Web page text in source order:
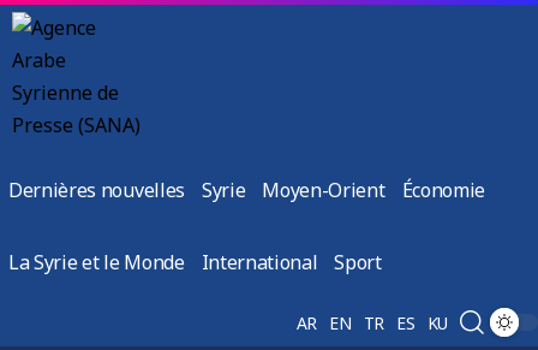
Dernières nouvelles Syrie Moyen-Orient Économie
La Syrie et le Monde International Sport
AR EN TR ES KU